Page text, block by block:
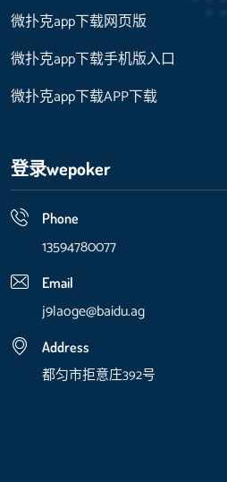
微扑克app下载网页版
微扑克app下载手机版入口
微扑克app下载APP下载
登录wepoker
Phone
13594780077
Email
j9laoge@baidu.ag
Address
都匀市拒意庄392号